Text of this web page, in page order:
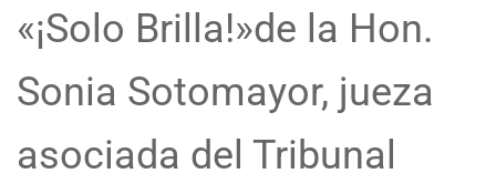
«¡Solo Brilla!»de la Hon.
Sonia Sotomayor, jueza
asociada del Tribunal